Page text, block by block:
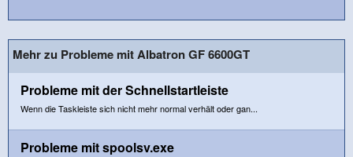
Mehr zu Probleme mit Albatron GF 6600GT
Probleme mit der Schnellstartleiste
Wenn die Taskleiste sich nicht mehr normal verhält oder gan...
Probleme mit spoolsv.exe